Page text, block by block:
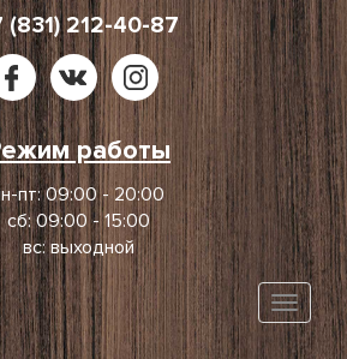
(831) 212-40-87
работы
пт: 09:00 - 20:00
сб: 09:00 - 15:00
вс: выходной
Toggle